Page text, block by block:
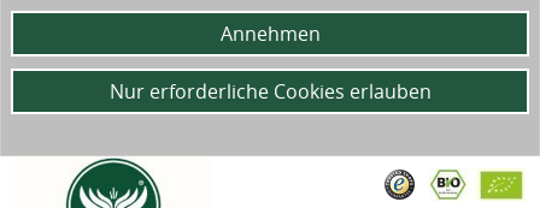
Annehmen
Nur erforderliche Cookies erlauben